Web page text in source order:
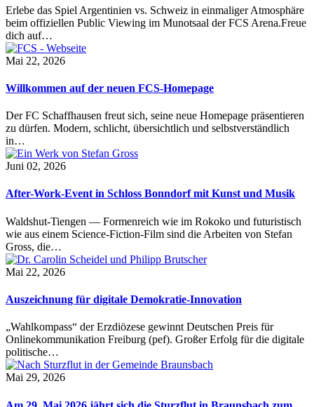
Erlebe das Spiel Argentinien vs. Schweiz in einmaliger Atmosphäre
beim offiziellen Public Viewing im Munotsaal der FCS Arena.Freue
dich auf…
Mai 22, 2026
Willkommen auf der neuen FCS-Homepage
Der FC Schaffhausen freut sich, seine neue Homepage präsentieren
zu dürfen. Modern, schlicht, übersichtlich und selbstverständlich
in…
Juni 02, 2026
After-Work-Event in Schloss Bonndorf mit Kunst und Musik
Waldshut-Tiengen — Formenreich wie im Rokoko und futuristisch
wie aus einem Science-Fiction-Film sind die Arbeiten von Stefan
Gross, die…
Mai 22, 2026
Auszeichnung für digitale Demokratie-Innovation
„Wahlkompass“ der Erzdiözese gewinnt Deutschen Preis für
Onlinekommunikation Freiburg (pef). Großer Erfolg für die digitale
politische…
Mai 29, 2026